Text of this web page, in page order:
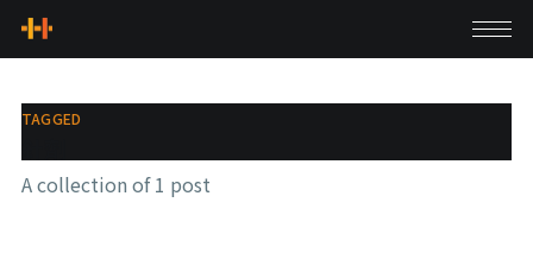
TAGGED
A collection of 1 post